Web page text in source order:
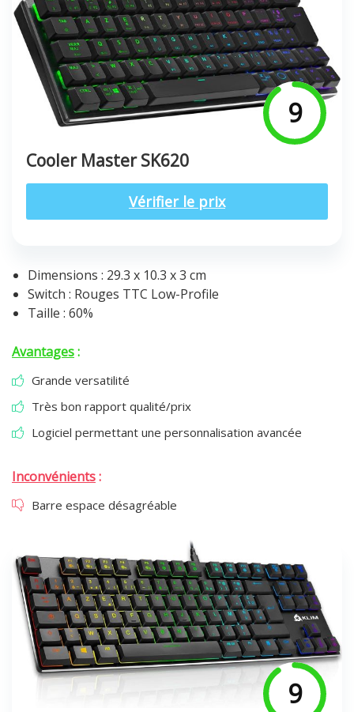
9
Cooler Master SK620
Vérifier le prix
Dimensions : 29.3 x 10.3 x 3 cm
Switch : Rouges TTC Low-Profile
Taille : 60%
Avantages:
Grande versatilité
Très bon rapport qualité/prix
Logiciel permettant une personnalisation avancée
Inconvénients:
Barre espace désagréable
9